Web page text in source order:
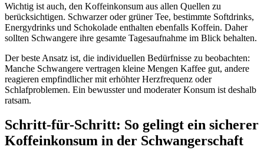
Wichtig ist auch, den Koffeinkonsum aus allen Quellen zu
berücksichtigen. Schwarzer oder grüner Tee, bestimmte Softdrinks,
Energydrinks und Schokolade enthalten ebenfalls Koffein. Daher
sollten Schwangere ihre gesamte Tagesaufnahme im Blick behalten.
Der beste Ansatz ist, die individuellen Bedürfnisse zu beobachten:
Manche Schwangere vertragen kleine Mengen Kaffee gut, andere
reagieren empfindlicher mit erhöhter Herzfrequenz oder
Schlafproblemen. Ein bewusster und moderater Konsum ist deshalb
ratsam.
Schritt-für-Schritt: So gelingt ein sicherer
Koffeinkonsum in der Schwangerschaft